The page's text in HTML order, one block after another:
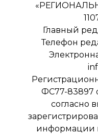
Главный
Телефон
ФС77-83897
согласно
информации